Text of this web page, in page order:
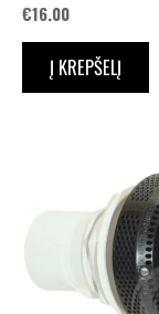
€16.00
Į KREPŠELĮ